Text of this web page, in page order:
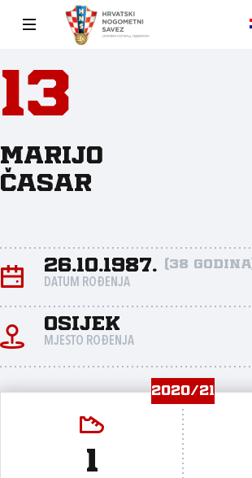
13
Marijo
Časar
26.10.1987. (38 godina)
DATUM ROĐENJA
Osijek
MJESTO ROĐENJA
2020/21
1